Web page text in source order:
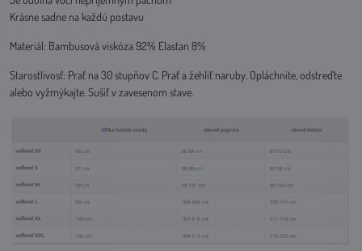
Krásne sadne na každú postavu
Materiál: Bambusová viskóza 92% Elastan 8%
Starostlivosť: Prať na 30 stupňov C. Prať a žehliť naruby. Opláchnite, odstreďte
alebo vyžmýkajte. Sušiť v zavesenom stave.